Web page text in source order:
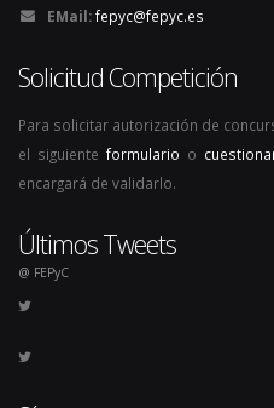
EMail:fepyc@fepyc.es
Solicitud Competición
Para solicitar autorización de
el siguiente formulario o
encargará de validarlo.
Últimos Tweets
@ FEPyC